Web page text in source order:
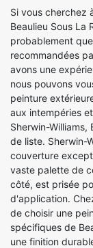
Si vous cherchez
Beaulieu Sous La
probablement
recommandées
avons une
nous pouvons
peinture
aux intempéries
Sherwin-
de liste. Sherwin-
couverture
vaste palette de
côté, est prisée
d'application.
de choisir une
spécifiques de
une finition